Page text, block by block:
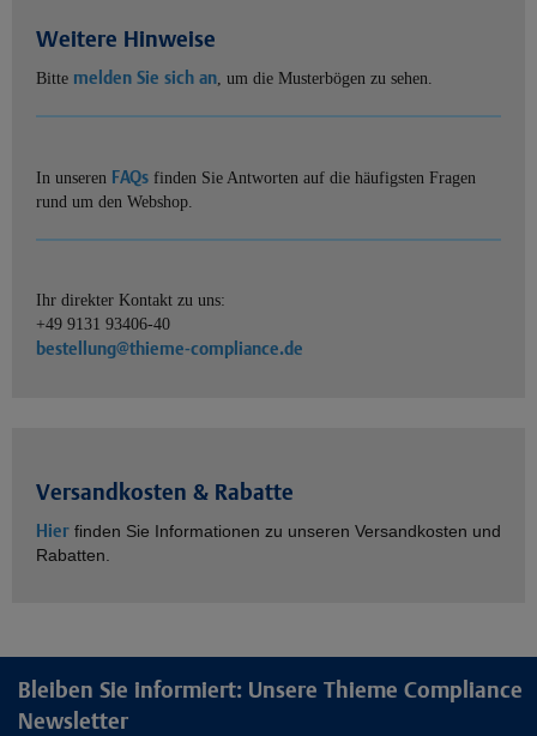
Weitere Hinweise
Bitte melden Sie sich an, um die Musterbögen zu sehen.
In unseren FAQs finden Sie Antworten auf die häufigsten Fragen
rund um den Webshop.
Ihr direkter Kontakt zu uns:
+49 9131 93406-40
bestellung@thieme-compliance.de
Versandkosten & Rabatte
Hier finden Sie Informationen zu unseren Versandkosten und
Rabatten.
Bleiben Sie informiert: Unsere Thieme Compliance
Newsletter